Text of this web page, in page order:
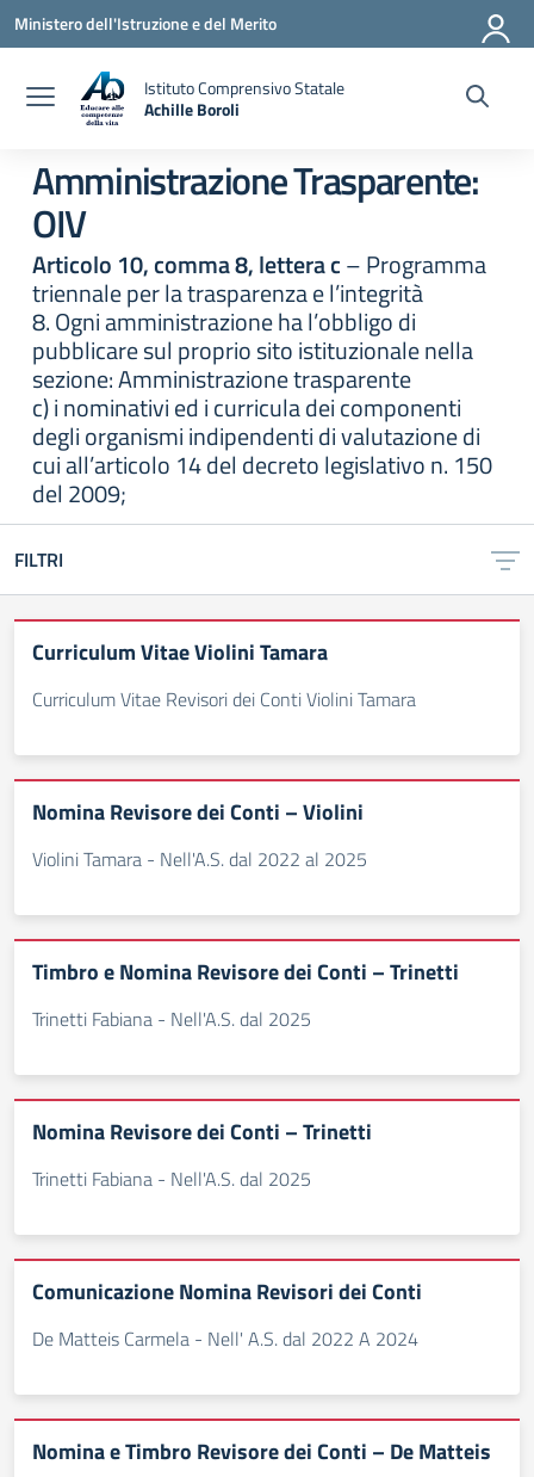
Vai ai contenuti
Vai al menu di navigazione
Vai al footer
Ministero dell'Istruzione e del Merito
Istituto Comprensivo Statale
Achille Boroli
Amministrazione Trasparente:
OIV
Articolo 10, comma 8, lettera c– Programma
triennale per la trasparenza e l’integrità
8. Ogni amministrazione ha l’obbligo di
pubblicare sul proprio sito istituzionale nella
sezione: Amministrazione trasparente
c) i nominativi ed i curricula dei componenti
degli organismi indipendenti di valutazione di
cui all’articolo 14 del decreto legislativo n. 150
del 2009;
FILTRI
Curriculum Vitae Violini Tamara
Curriculum Vitae Revisori dei Conti Violini Tamara
Nomina Revisore dei Conti – Violini
Violini Tamara - Nell'A.S. dal 2022 al 2025
Timbro e Nomina Revisore dei Conti – Trinetti
Trinetti Fabiana - Nell'A.S. dal 2025
Nomina Revisore dei Conti – Trinetti
Trinetti Fabiana - Nell'A.S. dal 2025
Comunicazione Nomina Revisori dei Conti
De Matteis Carmela - Nell' A.S. dal 2022 A 2024
Nomina e Timbro Revisore dei Conti – De Matteis